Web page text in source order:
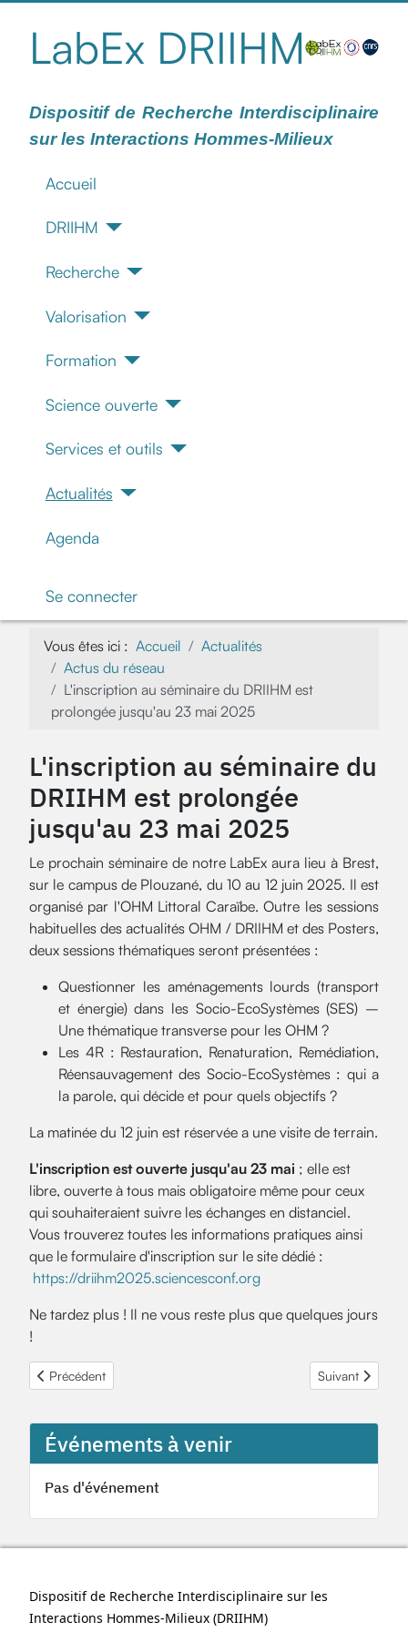
LabEx DRIIHM
Dispositif de Recherche Interdisciplinaire
sur les Interactions Hommes-Milieux
Accueil
DRIIHM
Recherche
Valorisation
Formation
Science ouverte
Services et outils
Actualités
Agenda
Se connecter
Vous êtes ici : Accueil
Actualités
Actus du réseau
L'inscription au séminaire du DRIIHM est
prolongée jusqu'au 23 mai 2025
Événements à venir
Pas d'événement
L'inscription au séminaire du
DRIIHM est prolongée
jusqu'au 23 mai 2025
Le prochain séminaire de notre LabEx aura lieu à Brest,
sur le campus de Plouzané, du 10 au 12 juin 2025. Il est
organisé par l'OHM Littoral Caraïbe. Outre les sessions
habituelles des actualités OHM / DRIIHM et des Posters,
deux sessions thématiques seront présentées :
Questionner les aménagements lourds (transport
et énergie) dans les Socio-EcoSystèmes (SES) –
Une thématique transverse pour les OHM ?
Les 4R : Restauration, Renaturation, Remédiation,
Réensauvagement des Socio-EcoSystèmes : qui a
la parole, qui décide et pour quels objectifs ?
La matinée du 12 juin est réservée a une visite de terrain.
L'inscription est ouverte jusqu'au 23 mai ; elle est
libre, ouverte à tous mais obligatoire même pour ceux
qui souhaiteraient suivre les échanges en distanciel.
Vous trouverez toutes les informations pratiques ainsi
que le formulaire d'inscription sur le site dédié :
https://driihm2025.sciencesconf.org
Ne tardez plus ! Il ne vous reste plus que quelques jours
!
Article précédent : Emilie Lerigoleur Balsemin - Médaille de cristal
Précédent Article suivant :
Suivant
Dispositif de Recherche Interdisciplinaire sur les
Interactions Hommes-Milieux (DRIIHM)